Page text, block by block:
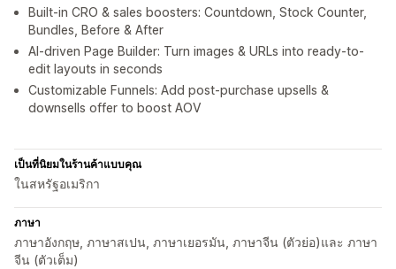
Built-in CRO & sales boosters: Countdown, Stock Counter,
Bundles, Before & After
AI-driven Page Builder: Turn images & URLs into ready-to-
edit layouts in seconds
Customizable Funnels: Add post-purchase upsells &
downsells offer to boost AOV
เป็นที่นิยมในร้านค้าแบบคุณ
ในสหรัฐอเมริกา
ภาษา
ภาษาอังกฤษ, ภาษาสเปน, ภาษาเยอรมัน, ภาษาจีน (ตัวย่อ)และ ภาษา
จีน (ตัวเต็ม)